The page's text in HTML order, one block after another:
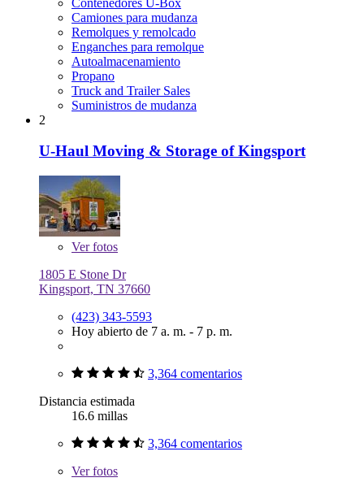
Camiones para mudanza
Remolques y remolcado
Enganches para remolque
Autoalmacenamiento
Propano
Truck and Trailer Sales
Suministros de mudanza
2
U-Haul Moving & Storage of Kingsport
Verfotos
1805 E Stone Dr
Kingsport, TN 37660
(423) 343-5593
Hoy abierto de 7 a. m. - 7 p. m.
3,364 comentarios
Distancia estimada
16.6 millas
3,364 comentarios
Verfotos